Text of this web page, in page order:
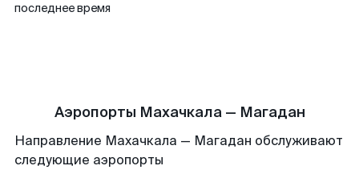
последнее время
Аэропорты Махачкала — Магадан
Направление Махачкала — Магадан обслуживают
следующие аэропорты